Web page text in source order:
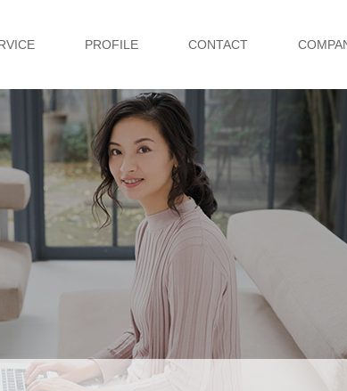
PROFILE CONTACT